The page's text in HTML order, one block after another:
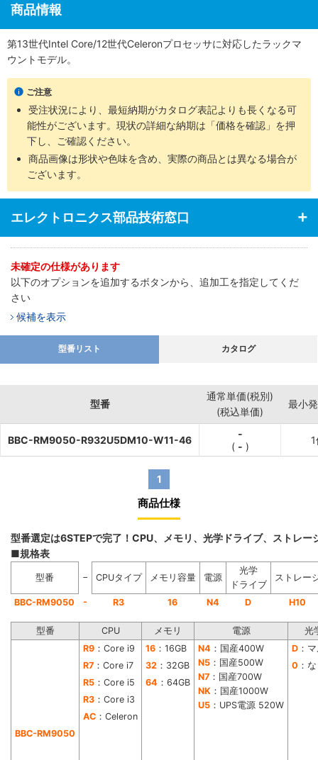
商品情報
第13世代Intel Core/12世代Celeronプロセッサに対応したラックマ
ウントモデル。
ご注意
受注状況により、最短納期がカタログ表記よりも長くなる可
能性がございます。現状の詳細な納期は「価格を確認」を押
下し、ご確認ください。
商品画像は形状や色味を含め、実際の商品とは異なる場合が
ございます。
エレクトロニクス部品技術窓口
未確定の仕様があります
以下のオプションを追加するボタンから、追加工を指定してくだ
さい
候補を表示
型番リスト カタログ
型番
通常単価(税別)
(税込単価)
最小
BBC-RM9050-R932U5DM10-W11-46
-
( - )
1
商品仕様
型番選定は6STEPで完了！CPU、メモリ、光学ドライブ、ストレ
■規格表
型番 − CPUタイプ メモリ容量 電源
光学
ドライブ
ストレー
BBC-RM9050 - R3 16 N4 D H10
型番 CPU メモリ 電源 光
BBC-RM9050
R9 ：Core i9 16 ：16GB N4 ：国産400W
N5 ：国産500W
N7 ：国産700W
NK ：国産1000W
U5 ：UPS電源 520W
D ：
R7 ：Core i7 32 ：32GB 0 ：
R5 ：Core i5 64 ：64GB
R3 ：Core i3
AC ：Celeron